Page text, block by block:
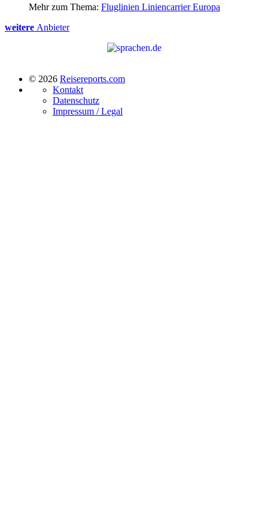
Mehr zum Thema: Fluglinien Liniencarrier Europa
weitere Anbieter
© 2026 Reisereports.com
Kontakt
Datenschutz
Impressum / Legal